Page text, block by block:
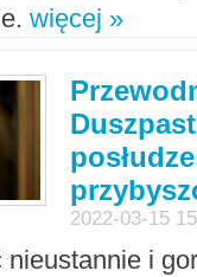
więcej »
2022-03-15
i